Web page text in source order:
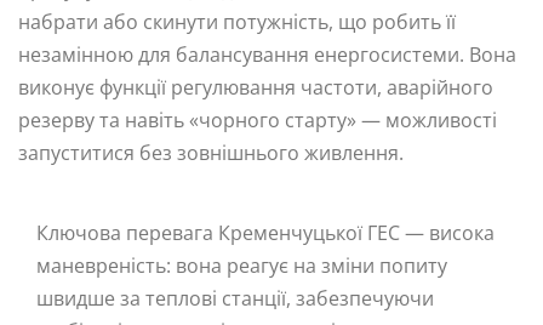
набрати або скинути потужність, що робить її
незамінною для балансування енергосистеми. Вона
виконує функції регулювання частоти, аварійного
резерву та навіть «чорного старту» — можливості
запуститися без зовнішнього живлення.
Ключова перевага Кременчуцької ГЕС — висока
маневреність: вона реагує на зміни попиту
швидше за теплові станції, забезпечуючи